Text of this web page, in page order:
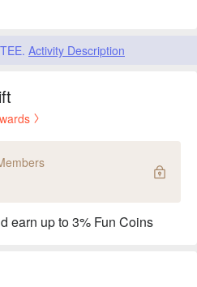
Activity Description
earn up to 3% Fun Coins